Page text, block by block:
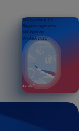
Din handbok till
flygpassagerares
rättigheter
UTGÅVA 2026